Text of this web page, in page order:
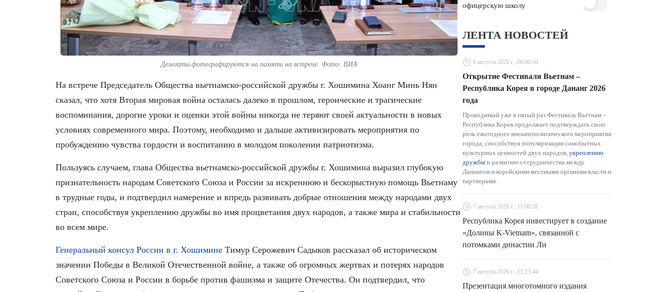
Делегаты фотографируются на память на встрече. Фото: ВИА
На встрече Председатель Общества вьетнамско-российской дружбы г. Хошимина Хоанг Минь Нян
сказал, что хотя Вторая мировая война осталась далеко в прошлом, героические и трагические
воспоминания, дорогие уроки и оценки этой войны никогда не теряют своей актуальности в новых
условиях современного мира. Поэтому, необходимо и дальше активизировать мероприятия по
пробуждению чувства гордости и воспитанию в молодом поколении патриотизма.
Пользуясь случаем, глава Общества вьетнамско-российской дружбы г. Хошимина выразил глубокую
признательность народам Советского Союза и России за искреннюю и бескорыстную помощь Вьетнаму
в трудные годы, и подтвердил намерение и впредь развивать добрые отношения между народами двух
стран, способствуя укреплению дружбы во имя процветания двух народов, а также мира и стабильности
во всем мире.
Генеральный консул России в г. Хошимине Тимур Серожевич Садыков рассказал об историческом
значении Победы в Великой Отечественной войне, а также об огромных жертвах и потерях народов
Советского Союза и России в борьбе против фашизма и защите Отечества. Он подтвердил, что
офицерскую школу
ЛЕНТА НОВОСТЕЙ
8 августа 2026 г., 06:00:10
Открытие Фестиваля Вьетнам –
Республика Корея в городе Дананг 2026
года
Проводимый уже в пятый раз Фестиваль Вьетнам –
Республика Корея продолжает подтверждать свою
роль ежегодного внешнеполитического мероприятия
города, способствуя популяризации самобытных
культурных ценностей двух народов, укреплению
дружбы и развитию сотрудничества между
Данангом и корейскими местными органами власти и
партнерами.
7 августа 2026 г., 15:00:28
Республика Корея инвестирует в создание
«Долины K-Vietnam», связанной с
потомками династии Ли
7 августа 2026 г., 12:23:44
Презентация многотомного издания